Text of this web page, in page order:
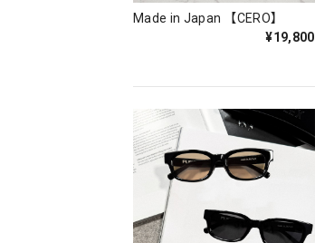
Made in Japan 【CERO】
¥19,800